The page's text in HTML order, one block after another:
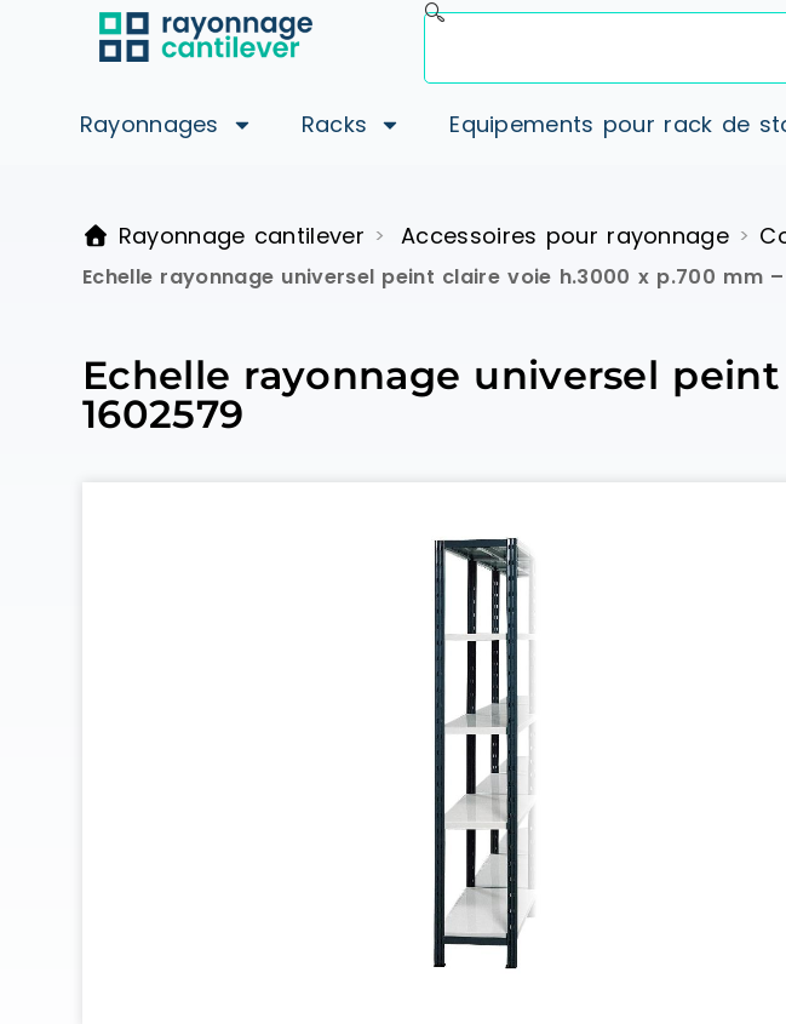
Rayonnages Racks Equipements pour rack de
Rayonnage cantilever > Accessoires pour rayonnage >
Echelle rayonnage universel peint claire voie h.3000 x p.700 mm –
Echelle rayonnage universel
1602579